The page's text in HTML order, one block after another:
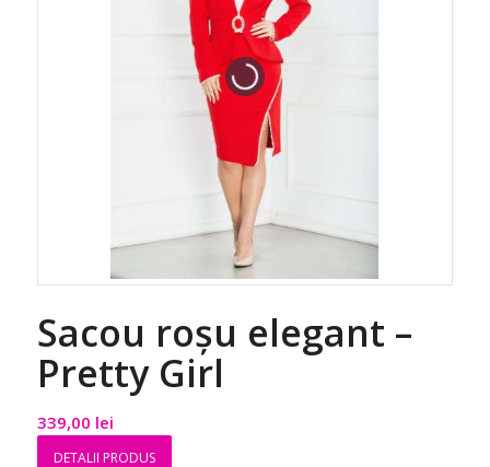
Sacou roșu elegant –
Pretty Girl
339,00 lei
DETALII PRODUS